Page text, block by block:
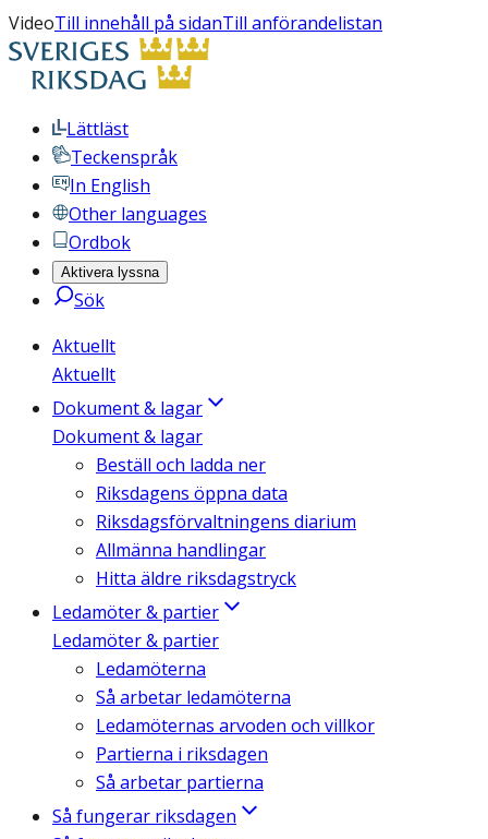
VideoTill innehåll på sidanTill anförandelistan
Lättläst
Teckenspråk
In English
Other languages
Ordbok
Aktivera lyssna
Sök
Aktuellt
Aktuellt
Dokument & lagar
Dokument & lagar
Beställ och ladda ner
Riksdagens öppna data
Riksdagsförvaltningens diarium
Allmänna handlingar
Hitta äldre riksdagstryck
Ledamöter & partier
Ledamöter & partier
Ledamöterna
Så arbetar ledamöterna
Ledamöternas arvoden och villkor
Partierna i riksdagen
Så arbetar partierna
Så fungerar riksdagen